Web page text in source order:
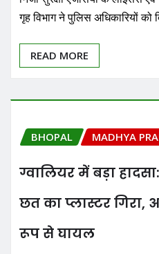
गृह विभाग ने पुलिस अधिकारियों को
READ MORE
BHOPAL MADHYA
ग्वालियर में बड़ा
छत का प्लास्टर गिरा,
रूप से घायल